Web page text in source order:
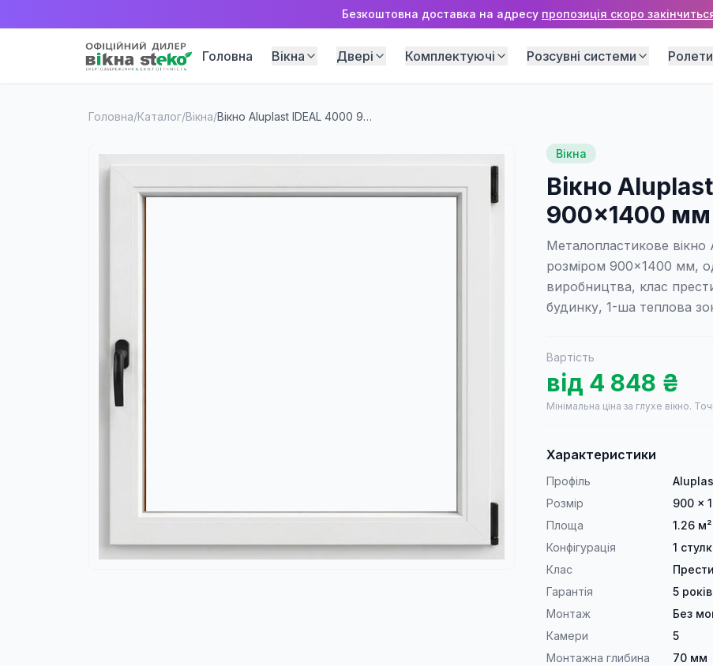
Безкоштовна доставка на адресу пропозиція скоро
Головна Вікна Двері Комплектуючі Розсувні системи Ролети
Головна/Каталог/Вікна/ Вікно Aluplast IDEAL 4000 900×1400 мм (1 стулка)
Вікна
Вікно
900×1400 мм
Металопластикове
розміром 900×1400 мм,
виробництва, клас
будинку, 1-ша теплова
Вартість
від 4 848 ₴
Мінімальна ціна за глухе вікно.
Характеристики
Профіль
Розмір
900 ×
Площа
1.26 м²
Конфігурація
1
Клас
Гарантія
5 років
Монтаж
Без
Камери
5
Монтажна глибина
70 мм